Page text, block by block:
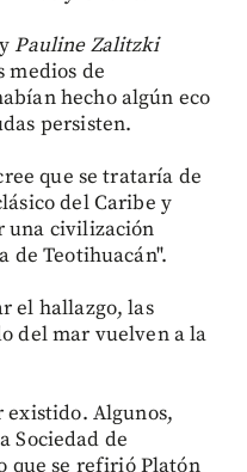
yPauline Zalitzki
medios de
hecho algún eco
persisten.
que se trataría de
del Caribe y
una civilización
de Teotihuacán".
el hallazgo, las
del mar vuelven a la
Algunos,
Sociedad de
que se refirió Platón